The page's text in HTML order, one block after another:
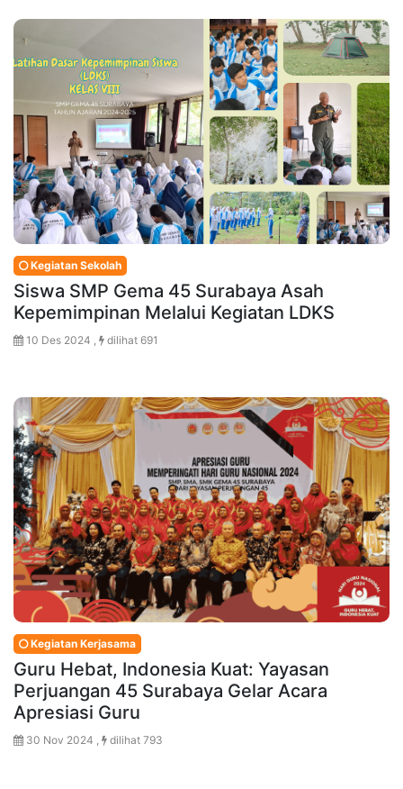
Kegiatan Sekolah
Siswa SMP Gema 45 Surabaya Asah
Kepemimpinan Melalui Kegiatan LDKS
10 Des 2024 , dilihat 691
Kegiatan Kerjasama
Guru Hebat, Indonesia Kuat: Yayasan
Perjuangan 45 Surabaya Gelar Acara
Apresiasi Guru
30 Nov 2024 , dilihat 793